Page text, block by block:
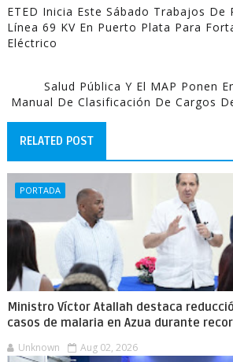
ETED Inicia Este Sábado Trabajos De
Línea 69 KV En Puerto Plata Para
Eléctrico
Salud Pública Y El MAP Ponen
Manual De Clasificación De Cargos
RELATED POST
PORTADA
Ministro Víctor Atallah destaca
casos de malaria en Azua durante
Unknown Aug 02, 2026